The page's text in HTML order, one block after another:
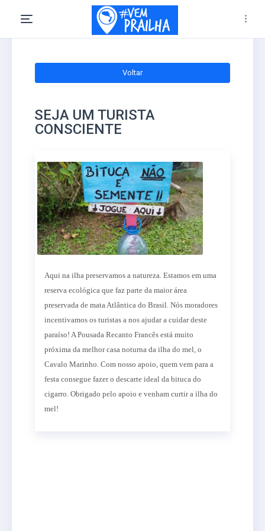
Voltar
SEJA UM TURISTA
CONSCIENTE
Aqui na ilha preservamos a natureza. Estamos em uma
reserva ecológica que faz parte da maior área
preservada de mata Atlântica do Brasil. Nós moradores
incentivamos os turistas a nos ajudar a cuidar deste
paraíso! A Pousada Recanto Francês está muito
próxima da melhor casa noturna da ilha do mel, o
Cavalo Marinho. Com nosso apoio, quem vem para a
festa consegue fazer o descarte ideal da bituca do
cigarro. Obrigado pelo apoio e venham curtir a ilha do
mel!